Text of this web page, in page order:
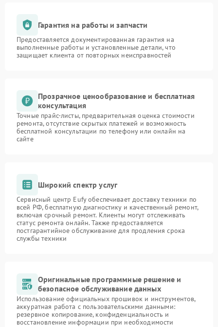
Гарантия на работы и запчасти
Предоставляется документированная гарантия на
выполненные работы и установленные детали, что
защищает клиента от повторных неисправностей
Прозрачное ценообразование и бесплатная
консультация
Точные прайс-листы, предварительная оценка стоимости
ремонта, отсутствие скрытых платежей и возможность
бесплатной консультации по телефону или онлайн на
сайте
Широкий спектр услуг
Сервисный центр Eufy обеспечивает доставку техники по
всей РФ, бесплатную диагностику и качественный ремонт,
включая срочный ремонт. Клиенты могут отслеживать
статус ремонта онлайн. Также предоставляется
постгарантийное обслуживание для продления срока
службы техники
Оригинальные программные решение и
безопасное обслуживание данных
Использование официальных прошивок и инструментов,
аккуратная работа с пользовательскими данными:
резервное копирование, конфиденциальность и
восстановление информации при необходимости